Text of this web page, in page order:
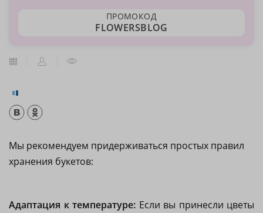
ПРОМОКОД
FLOWERSBLOG
Мы рекомендуем придерживаться простых правил
хранения букетов:
Адаптация к температуре: Если вы принесли цветы